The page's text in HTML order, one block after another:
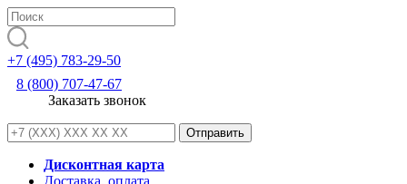
+7 (495) 783-29-50
8 (800) 707-47-67
Заказать звонок
Дисконтная карта
Доставка, оплата